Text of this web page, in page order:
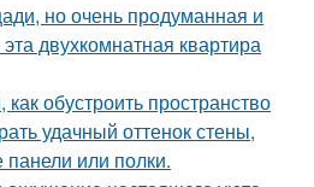
но очень продуманная и
двухкомнатная квартира
обустроить пространство
удачный оттенок стены,
или полки.